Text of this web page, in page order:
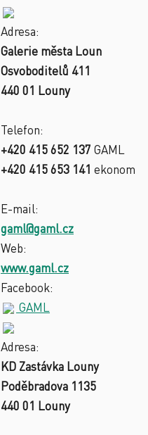
Adresa:
Galerie města Loun
Osvoboditelů 411
440 01 Louny
Telefon:
+420 415 652 137 GAML
+420 415 653 141 ekonom
E-mail:
gaml@gaml.cz
Web:
www.gaml.cz
Facebook:
GAML
Adresa:
KD Zastávka Louny
Poděbradova 1135
440 01 Louny